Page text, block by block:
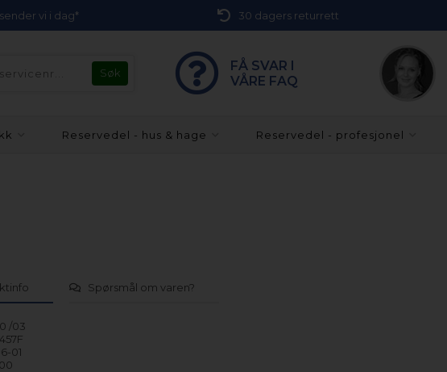
vi i dag* 30 dagers returrett
FÅ SVAR I
VÅRE FAQ
Reservedel - hus & hage Reservedel - profesjonel
Spørsmål om varen?
/03
01